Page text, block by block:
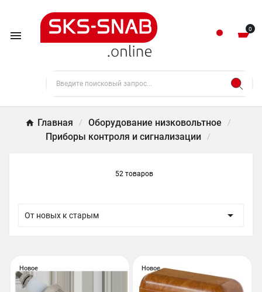
 0
Главная
Оборудование низковольтное
Приборы контроля и сигнализации
52 товаров
От новых к старым 
Новое Новое